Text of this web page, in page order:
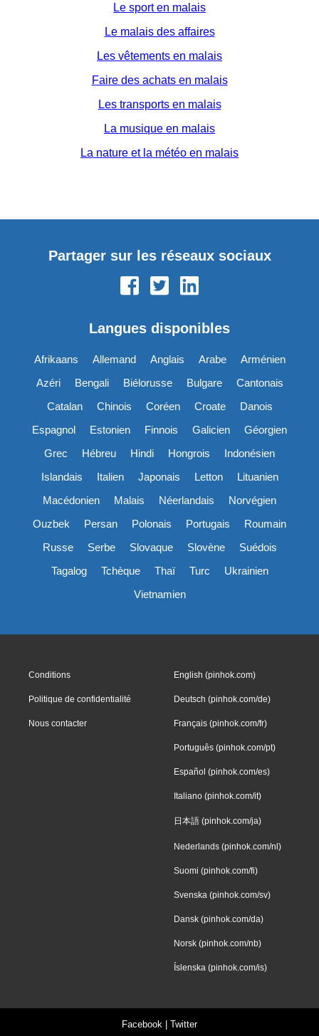
Le sport en malais
Le malais des affaires
Les vêtements en malais
Faire des achats en malais
Les transports en malais
La musique en malais
La nature et la météo en malais
Partager sur les réseaux sociaux
Langues disponibles
Afrikaans Allemand Anglais Arabe
Arménien
Azéri
Bengali Biélorusse Bulgare
Cantonais
Catalan
Chinois Coréen Croate
Danois
Espagnol
Estonien Finnois Galicien
Géorgien
Grec
Hébreu Hindi Hongrois
Indonésien
Islandais
Italien Japonais Letton
Lituanien
Macédonien
Malais Néerlandais
Norvégien
Ouzbek
Persan Polonais Portugais
Roumain
Russe
Serbe Slovaque Slovène
Suédois
Tagalog
Tchèque Thaï Turc
Ukrainien
Vietnamien
Conditions
Politique de confidentialité
Nous contacter
English (pinhok.com)
Deutsch (pinhok.com/de)
Français (pinhok.com/fr)
Português (pinhok.com/pt)
Español (pinhok.com/es)
Italiano (pinhok.com/it)
日本語 (pinhok.com/ja)
Nederlands (pinhok.com/nl)
Suomi (pinhok.com/fi)
Svenska (pinhok.com/sv)
Dansk (pinhok.com/da)
Norsk (pinhok.com/nb)
Íslenska (pinhok.com/is)
Facebook Twitter